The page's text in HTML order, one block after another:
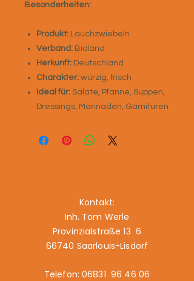
Besonderheiten:
Produkt: Lauchzwiebeln
Verband: Bioland
Herkunft: Deutschland
Charakter: würzig, frisch
Ideal für: Salate, Pfanne, Suppen,
Dressings, Marinaden, Garnituren
Kontakt:
Inh. Tom Werle
Provinzialstraße 13 6
66740 Saarlouis-Lisdorf
Telefon: 06831 96 46 06